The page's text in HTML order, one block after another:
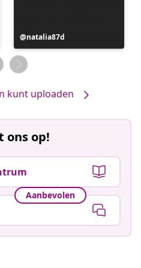
Bericht
gepubliceerd
door
natalia87d
kunt uploaden
ons op!
Aanbevolen